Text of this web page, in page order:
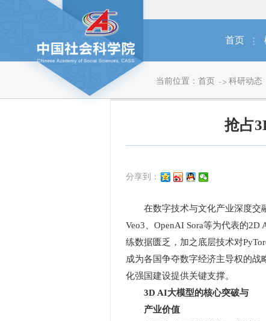
首页
当前位置： 首页 科研动态
抢占
分享到：
在数字技术与文化产业深度交融
Veo3、OpenAI Sora等为代表的
练数据匮乏，加之底层技术对
成为各国争夺数字经济主导权的
化强国建设提供关键支撑。
3D AI大模型的核心突破与
产业价值